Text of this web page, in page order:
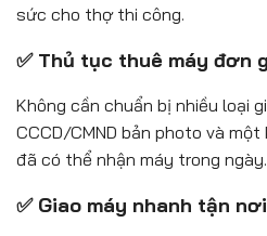
sức cho thợ thi công.
✅ Thủ tục thuê máy đơn
Không cần chuẩn bị nhiều loại
CCCD/CMND bản photo và
đã có thể nhận máy trong ngày.
✅ Giao máy nhanh tận nơi